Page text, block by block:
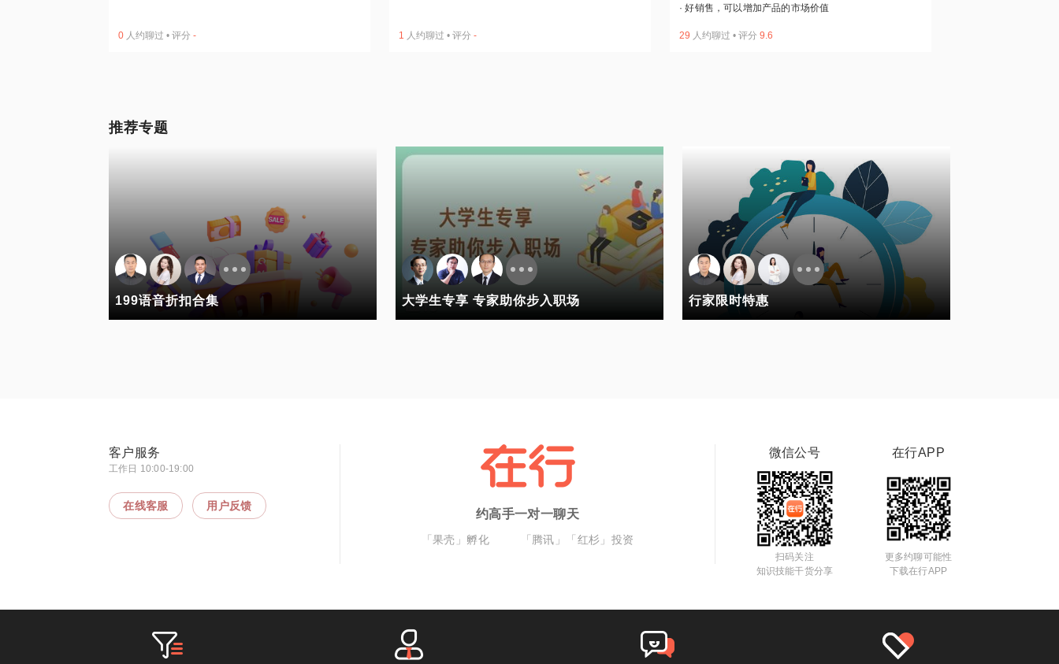
0 人约聊过 • 评分 - 1 人约聊过 • 评分 -
· 好销售，可以增加产品的市场价值
29 人约聊过 • 评分 9.6
推荐专题
199语音折扣合集 大学生专享 专家助你步入职场 行家限时特惠
客户服务
工作日 10:00-19:00
在线客服 用户反馈
约高手一对一聊天
「果壳」孵化 「腾讯」「红杉」投资
微信公号
扫码关注
知识技能干货分享
在行APP
更多约聊可能性
下载在行APP